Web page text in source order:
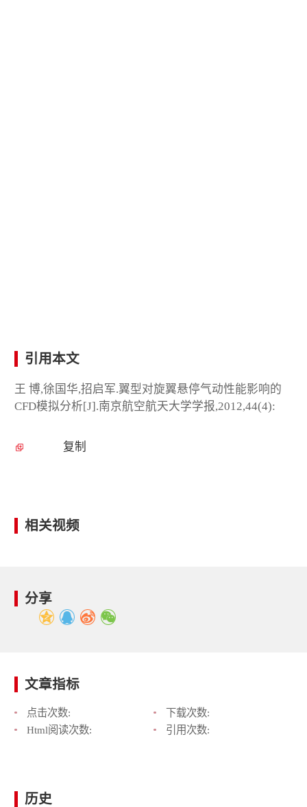
引用本文
王 博,徐国华,招启军.翼型对旋翼悬停气动性能影响的
CFD模拟分析[J].南京航空航天大学学报,2012,44(4):
复制
相关视频
分享
文章指标
点击次数:
下载次数:
Html阅读次数:
引用次数:
历史